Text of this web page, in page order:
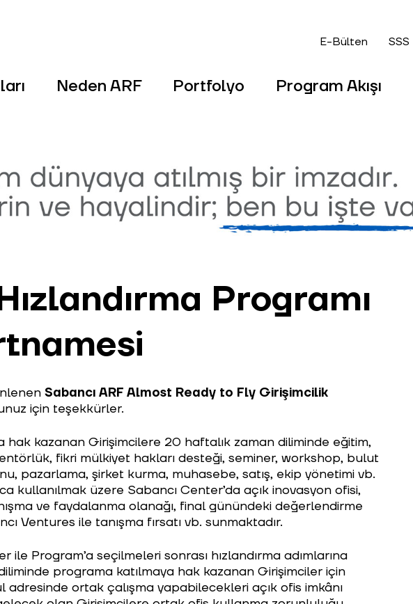
E-Bülten SSS
Neden ARF Portfolyo Program Akışı
Programı
Sabancı ARF Almost Ready to Fly Girişimcilik
için teşekkürler.
hak kazanan Girişimcilere 20 haftalık zaman diliminde eğitim,
fikri mülkiyet hakları desteği, seminer, workshop, bulut
pazarlama, şirket kurma, muhasebe, satış, ekip yönetimi vb.
kullanılmak üzere Sabancı Center’da açık inovasyon ofisi,
ve faydalanma olanağı, final günündeki değerlendirme
Ventures ile tanışma fırsatı vb. sunmaktadır.
ile Program’a seçilmeleri sonrası hızlandırma adımlarına
programa katılmaya hak kazanan Girişimciler için
ortak çalışma yapabilecekleri açık ofis imkânı